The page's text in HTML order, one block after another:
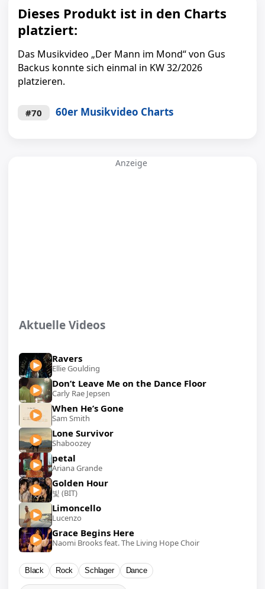
Dieses Produkt ist in den Charts
platziert:
Das Musikvideo „Der Mann im Mond“ von Gus
Backus konnte sich einmal in KW 32/2026
platzieren.
#70 60er Musikvideo Charts
Anzeige
Aktuelle Videos
Ravers
Ellie Goulding
Don’t Leave Me on the Dance Floor
Carly Rae Jepsen
When He’s Gone
Sam Smith
Lone Survivor
Shaboozey
petal
Ariana Grande
Golden Hour
빛 (BIT)
Limoncello
Lucenzo
Grace Begins Here
Naomi Brooks feat. The Living Hope Choir
Black Rock Schlager Dance